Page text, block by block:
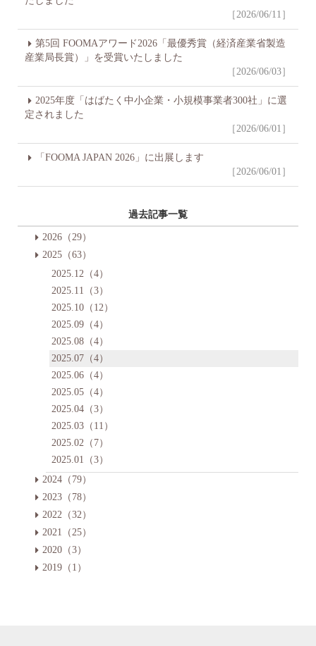
［2026/06/11］
第5回 FOOMAアワード2026「最優秀賞（経済産業省製造
産業局長賞）」を受賞いたしました
［2026/06/03］
2025年度「はばたく中小企業・小規模事業者300社」に選
定されました
［2026/06/01］
「FOOMA JAPAN 2026」に出展します
［2026/06/01］
過去記事一覧
2026（29）
2025（63）
2025.12（4）
2025.11（3）
2025.10（12）
2025.09（4）
2025.08（4）
2025.07（4）
2025.06（4）
2025.05（4）
2025.04（3）
2025.03（11）
2025.02（7）
2025.01（3）
2024（79）
2023（78）
2022（32）
2021（25）
2020（3）
2019（1）